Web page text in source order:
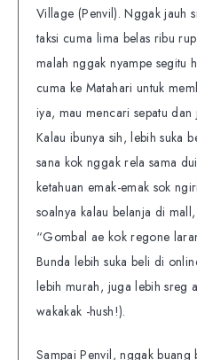
Village (Penvil). Nggak jauh
taksi cuma lima belas ribu
malah nggak nyampe segitu
cuma ke Matahari untuk
iya, mau mencari sepatu
Kalau ibunya sih, lebih suka
sana kok nggak rela sama
ketahuan emak-emak sok
soalnya kalau belanja di
“Gombal ae kok regone
Bunda lebih suka beli di
lebih murah, juga lebih sreg
wakakak -hush!).
Sampai Penvil, nggak buang